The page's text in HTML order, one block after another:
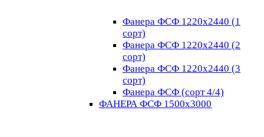
Фанера ФСФ 1220х2440 (1
сорт)
Фанера ФСФ 1220х2440 (2
сорт)
Фанера ФСФ 1220х2440 (3
сорт)
Фанера ФСФ (сорт 4/4)
ФАНЕРА ФСФ 1500х3000